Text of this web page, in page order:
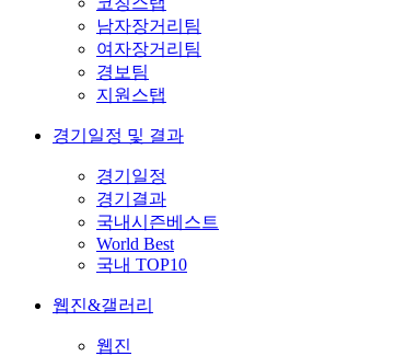
남자장거리팀
여자장거리팀
경보팀
지원스탭
경기일정 및 결과
경기일정
경기결과
국내시즌베스트
World Best
국내 TOP10
웹진&갤러리
웹진